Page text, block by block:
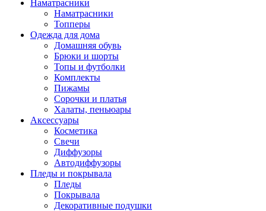
Наматрасники
Наматрасники
Топперы
Одежда для дома
Домашняя обувь
Брюки и шорты
Топы и футболки
Комплекты
Пижамы
Сорочки и платья
Халаты, пеньюары
Аксессуары
Косметика
Свечи
Диффузоры
Автодиффузоры
Пледы и покрывала
Пледы
Покрывала
Декоративные подушки